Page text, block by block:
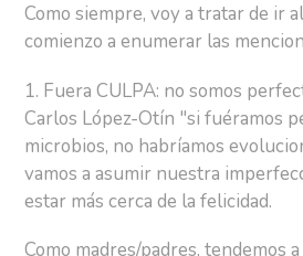
Como siempre, voy a tratar de ir
comienzo a enumerar las
1. Fuera CULPA: no somos
Carlos López-Otín "si fuéramos
microbios, no habríamos
vamos a asumir nuestra
estar más cerca de la felicidad.
Como madres/padres, tendemos